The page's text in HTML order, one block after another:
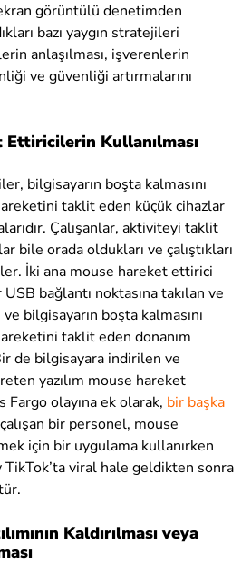
görüntülü denetimden
bazı yaygın stratejileri
anlaşılması, işverenlerin
ve güvenliği artırmalarını
Ettiricilerin Kullanılması
bilgisayarın boşta kalmasını
taklit eden küçük cihazlar
Çalışanlar, aktiviteyi taklit
bile orada oldukları ve çalıştıkları
İki ana mouse hareket ettirici
bağlantı noktasına takılan ve
bilgisayarın boşta kalmasını
taklit eden donanım
de bilgisayara indirilen ve
yazılım mouse hareket
olayına ek olarak, bir başka
bir personel, mouse
için bir uygulama kullanırken
TikTok’ta viral hale geldikten sonra
Kaldırılması veya